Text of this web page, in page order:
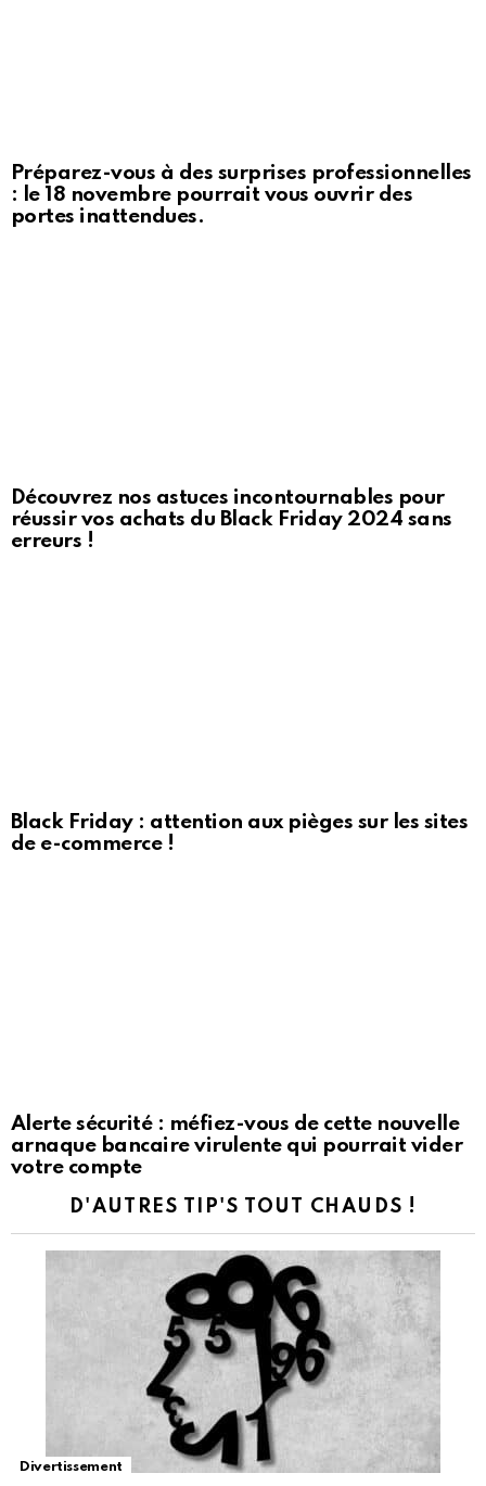
Préparez-vous à des surprises professionnelles
: le 18 novembre pourrait vous ouvrir des
portes inattendues.
Découvrez nos astuces incontournables pour
réussir vos achats du Black Friday 2024 sans
erreurs !
Black Friday : attention aux pièges sur les sites
de e-commerce !
Alerte sécurité : méfiez-vous de cette nouvelle
arnaque bancaire virulente qui pourrait vider
votre compte
D'AUTRES TIP'S TOUT CHAUDS !
Divertissement